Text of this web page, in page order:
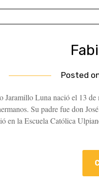
Posted
Jaramillo Luna nació el 13
Su padre fue don
en la Escuela Católica